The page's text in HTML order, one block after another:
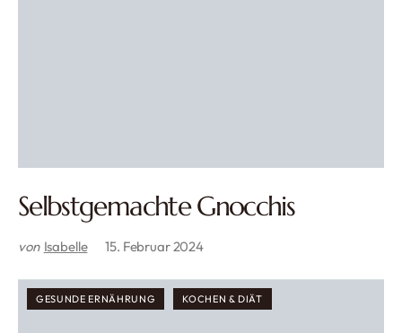
Selbstgemachte Gnocchis
von Isabelle 15. Februar 2024
GESUNDE ERNÄHRUNG KOCHEN & DIÄT